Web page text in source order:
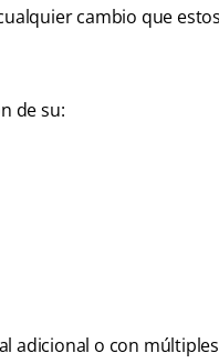
cambio que
de su:
adicional o con